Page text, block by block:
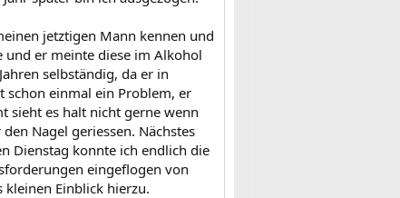
jetztigen Mann kennen und
und er meinte diese im Alkohol
selbständig, da er in
schon einmal ein Problem, er
sieht es halt nicht gerne wenn
Nagel geriessen. Nächstes
Dienstag konnte ich endlich die
eingeflogen von
kleinen Einblick hierzu.